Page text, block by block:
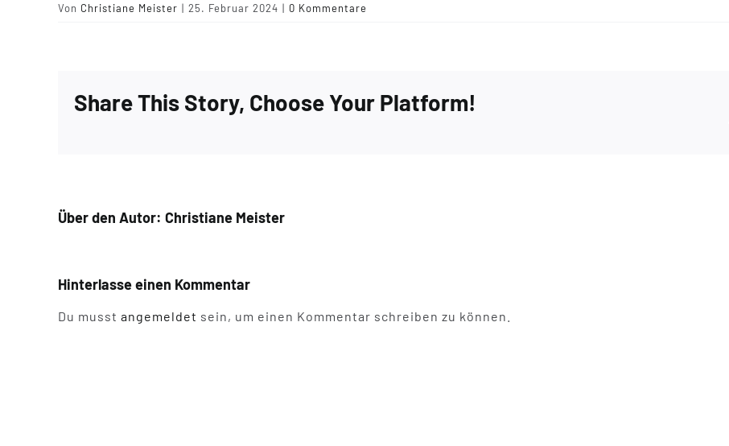
Von Christiane Meister | 25. Februar 2024 | 0 Kommentare
Share This Story, Choose Your Platform!
Über den Autor: Christiane Meister
Hinterlasse einen Kommentar
Du musst angemeldet sein, um einen Kommentar schreiben zu können.